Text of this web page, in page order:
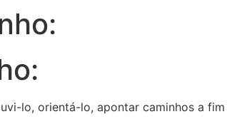
lo, orientá-lo, apontar caminhos a